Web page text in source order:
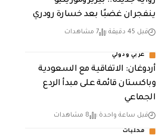
ينفجران غضبًا بعد خسارة رودري
قبل 45 دقيقة 7 مشاهدات
عربي ودولي
أردوغان: الاتفاقية مع السعودية
وباكستان قائمة على مبدأ الردع
الجماعي
قبل ساعة واحدة 8 مشاهدات
محليات